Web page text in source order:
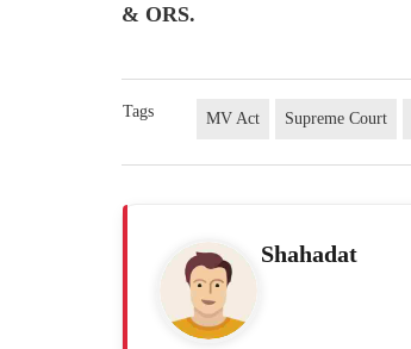
& ORS.
Tags MV Act Supreme Court
Shahadat